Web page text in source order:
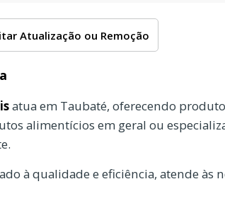
Atualização ou Remoção
atua em Taubaté, oferecendo
alimentícios em geral ou
à qualidade e eficiência, atende às